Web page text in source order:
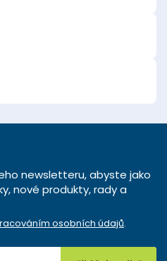
newsletteru, abyste jako
nové produkty, rady a
osobních údajů.